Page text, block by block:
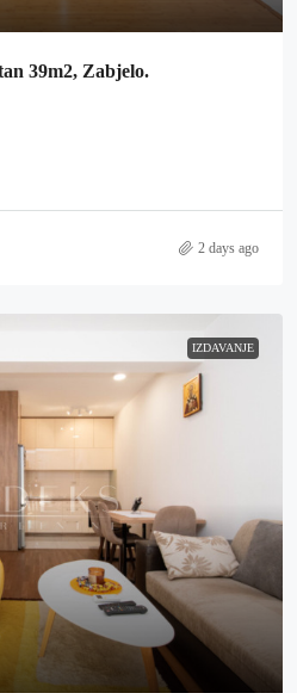
39m2, Zabjelo.
2 days ago
IZDAVANJE